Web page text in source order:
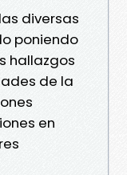
diversas
poniendo
hallazgos
de la
en